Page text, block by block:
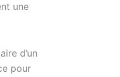
une
d’un
pour